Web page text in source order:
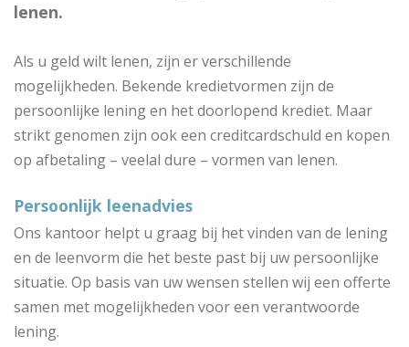
lenen.
Als u geld wilt lenen, zijn er verschillende
mogelijkheden. Bekende kredietvormen zijn de
persoonlijke lening en het doorlopend krediet. Maar
strikt genomen zijn ook een creditcardschuld en kopen
op afbetaling – veelal dure – vormen van lenen.
Persoonlijk leenadvies
Ons kantoor helpt u graag bij het vinden van de lening
en de leenvorm die het beste past bij uw persoonlijke
situatie. Op basis van uw wensen stellen wij een offerte
samen met mogelijkheden voor een verantwoorde
lening.